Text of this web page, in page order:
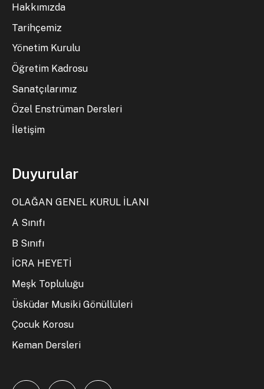
Hakkımızda
Tarihçemiz
Yönetim Kurulu
Öğretim Kadrosu
Sanatçılarımız
Özel Enstrüman Dersleri
İletişim
Duyurular
OLAĞAN GENEL KURUL İLANI
A Sınıfı
B Sınıfı
İCRA HEYETİ
Meşk Topluluğu
Üsküdar Musiki Gönüllüleri
Çocuk Korosu
Keman Dersleri